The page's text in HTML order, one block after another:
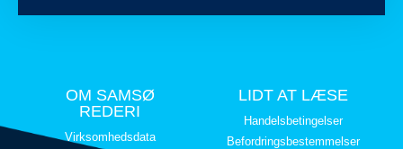
OM SAMSØ
REDERI
Virksomhedsdata
LIDT AT LÆSE
Handelsbetingelser
Befordringsbestemmelser